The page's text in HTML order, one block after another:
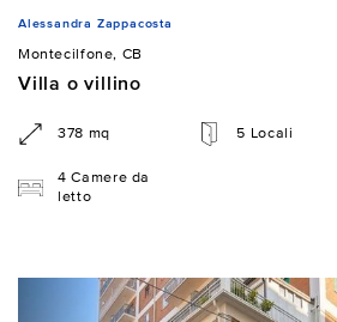
Alessandra Zappacosta
Montecilfone, CB
Villa o villino
378 mq 5 Locali
4 Camere da
letto